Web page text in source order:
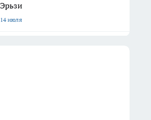
Эрьзи
14 июля